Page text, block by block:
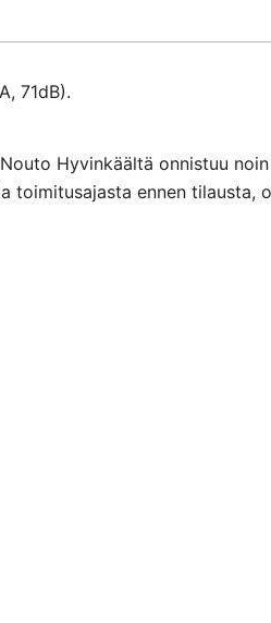
71dB).
Hyvinkäältä onnistuu
toimitusajasta ennen tilausta,